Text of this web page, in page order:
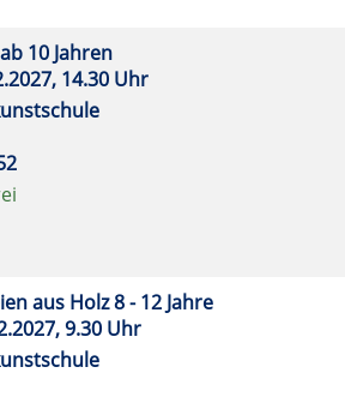
10 Jahren
14.30 Uhr
aus Holz 8 - 12 Jahre
9.30 Uhr